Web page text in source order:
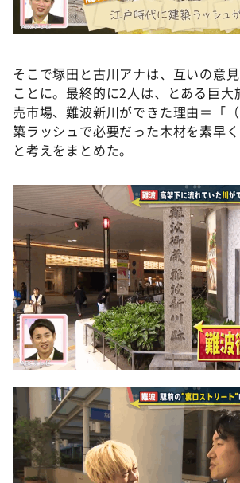
そこで塚田と古川アナは、互いの意
ことに。最終的に2人は、とある巨大
売市場、難波新川ができた理由＝「
築ラッシュで必要だった木材を素早く
と考えをまとめた。